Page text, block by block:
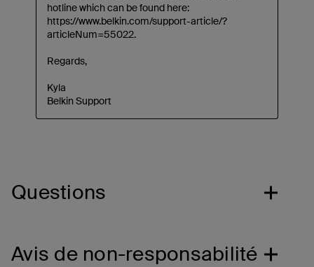
Questions
Avis de non-responsabilité